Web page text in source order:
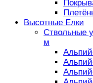
Высотные Елки
Ствольные
м